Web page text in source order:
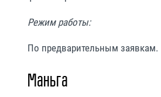
Режим работы:
По предварительным заявкам.
Маньга